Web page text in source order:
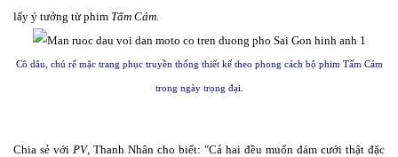
lấy ý tưởng từ phim Tấm Cám.
Cô dâu, chú rể mặc trang phục truyền thống thiết kế theo phong cách bộ phim Tấm Cám
trong ngày trọng đại.
Chia sẻ với PV, Thanh Nhân cho biết: "Cả hai đều muốn đám cưới thật đặc